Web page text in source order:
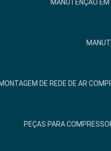
MANUTENÇÃO
MONTAGEM DE REDE DE AR
PEÇAS PARA